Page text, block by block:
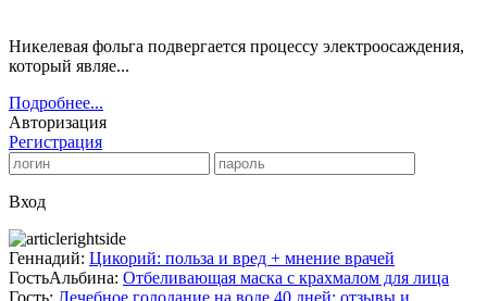
Никелевая фольга подвергается процессу электроосаждения,
который являе...
Подробнее...
Авторизация
Регистрация
Вход
Геннадий: Цикорий: польза и вред + мнение врачей
ГостьАльбина: Отбеливающая маска с крахмалом для лица
Гость: Лечебное голодание на воде 40 дней: отзывы и